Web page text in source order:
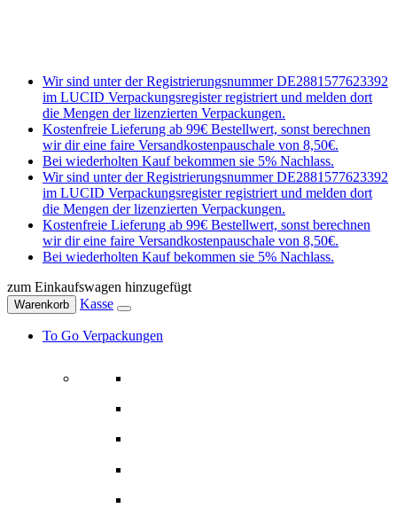
Wir sind unter der Registrierungsnummer DE2881577623392
im LUCID Verpackungsregister registriert und melden dort
die Mengen der lizenzierten Verpackungen.
Kostenfreie Lieferung ab 99€ Bestellwert, sonst berechnen
wir dir eine faire Versandkostenpauschale von 8,50€.
Bei wiederholten Kauf bekommen sie 5% Nachlass.
Wir sind unter der Registrierungsnummer DE2881577623392
im LUCID Verpackungsregister registriert und melden dort
die Mengen der lizenzierten Verpackungen.
Kostenfreie Lieferung ab 99€ Bestellwert, sonst berechnen
wir dir eine faire Versandkostenpauschale von 8,50€.
Bei wiederholten Kauf bekommen sie 5% Nachlass.
zum Einkaufswagen hinzugefügt
Warenkorb Kasse
To Go Verpackungen